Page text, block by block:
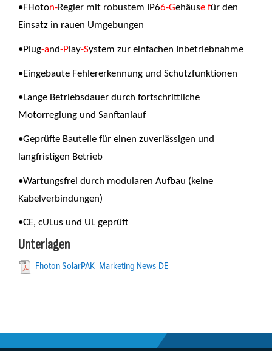
•FHoton-Regler mit robustem IP66-Gehäuse für den
Einsatz in rauen Umgebungen
•Plug-and-P lay-System zur einfachen Inbetriebnahme
•Eingebaute Fehlererkennung und Schutzfunktionen
•Lange Betriebsdauer durch fortschrittliche
Motorreglung und Sanftanlauf
•Geprüfte Bauteile für einen zuverlässigen und
langfristigen Betrieb
•Wartungsfrei durch modularen Aufbau (keine
Kabelverbindungen)
•CE, cULus und UL geprüft
Unterlagen
Fhoton SolarPAK_Marketing News-DE